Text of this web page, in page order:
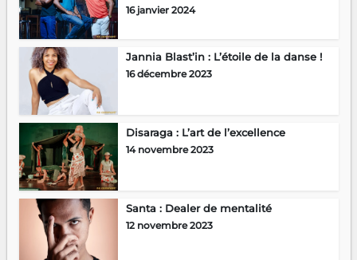
16 janvier 2024
Jannia Blast’in : L’étoile de la danse !
16 décembre 2023
Disaraga : L’art de l’excellence
14 novembre 2023
Santa : Dealer de mentalité
12 novembre 2023